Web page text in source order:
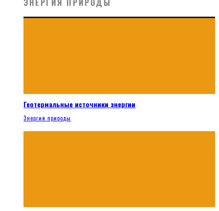
ЭНЕРГИЯ ПРИРОДЫ
Геотермальные источники энергии
Энергия природы